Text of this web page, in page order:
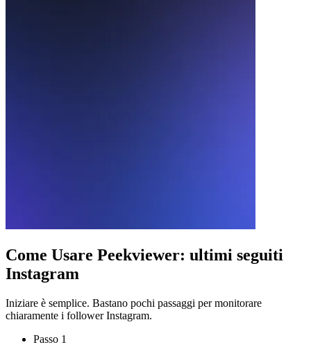
Come Usare Peekviewer: ultimi seguiti
Instagram
Iniziare è semplice. Bastano pochi passaggi per monitorare
chiaramente i follower Instagram.
Passo 1